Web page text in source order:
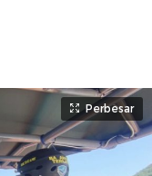
Perbesar